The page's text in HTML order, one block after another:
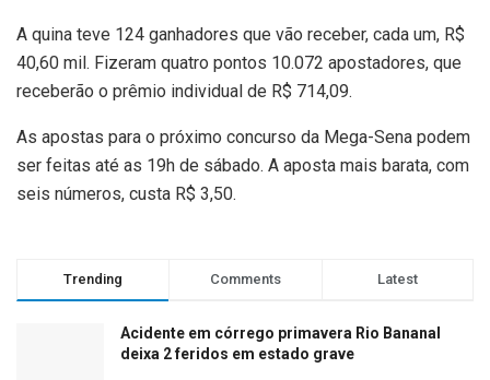
A quina teve 124 ganhadores que vão receber, cada um, R$
40,60 mil. Fizeram quatro pontos 10.072 apostadores, que
receberão o prêmio individual de R$ 714,09.
As apostas para o próximo concurso da Mega-Sena podem
ser feitas até as 19h de sábado. A aposta mais barata, com
seis números, custa R$ 3,50.
Trending Comments Latest
Acidente em córrego primavera Rio Bananal
deixa 2 feridos em estado grave